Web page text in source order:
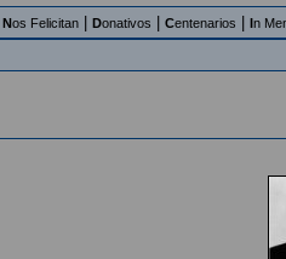
Nos Felicitan Donativos Centenarios In